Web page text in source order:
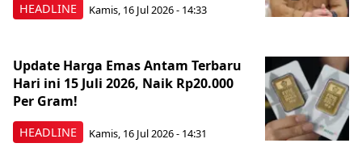
HEADLINE Kamis, 16 Jul 2026 - 14:33
HEADLINE
Update Harga Emas Antam Terbaru
Hari ini 15 Juli 2026, Naik Rp20.000
Per Gram!
Kamis, 16 Jul 2026 - 14:31